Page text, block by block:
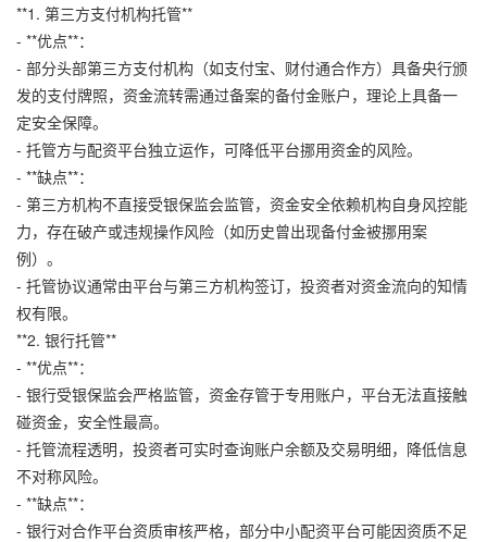
**1. 第三方支付机构托管**
- **优点**：
- 部分头部第三方支付机构（如支付宝、财付通合作方）具备央行颁
发的支付牌照，资金流转需通过备案的备付金账户，理论上具备一
定安全保障。
- 托管方与配资平台独立运作，可降低平台挪用资金的风险。
- **缺点**：
- 第三方机构不直接受银保监会监管，资金安全依赖机构自身风控能
力，存在破产或违规操作风险（如历史曾出现备付金被挪用案
例）。
- 托管协议通常由平台与第三方机构签订，投资者对资金流向的知情
权有限。
**2. 银行托管**
- **优点**：
- 银行受银保监会严格监管，资金存管于专用账户，平台无法直接触
碰资金，安全性最高。
- 托管流程透明，投资者可实时查询账户余额及交易明细，降低信息
不对称风险。
- **缺点**：
- 银行对合作平台资质审核严格，部分中小配资平台可能因资质不足